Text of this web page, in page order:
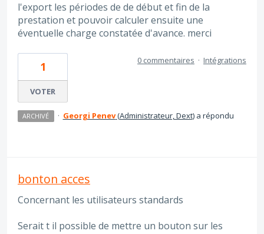
l'export les périodes de de début et fin de la
prestation et pouvoir calculer ensuite une
éventuelle charge constatée d'avance. merci
1
VOTER
0 commentaires · Intégrations
ARCHIVÉ · Georgi Penev(Administrateur, Dext)a répondu
bonton acces
Concernant les utilisateurs standards
Serait t il possible de mettre un bouton sur les